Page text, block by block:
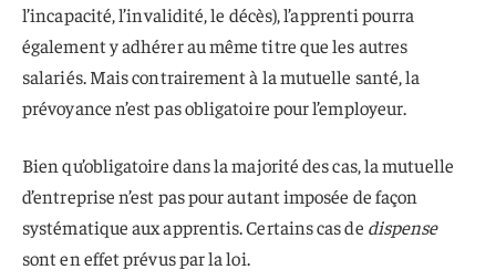
l’incapacité, l’invalidité, le décès), l’apprenti pourra
également y adhérer au même titre que les autres
salariés. Mais contrairement à la mutuelle santé, la
prévoyance n’est pas obligatoire pour l’employeur.
Bien qu’obligatoire dans la majorité des cas, la mutuelle
d’entreprise n’est pas pour autant imposée de façon
systématique aux apprentis. Certains cas de dispense
sont en effet prévus par la loi.